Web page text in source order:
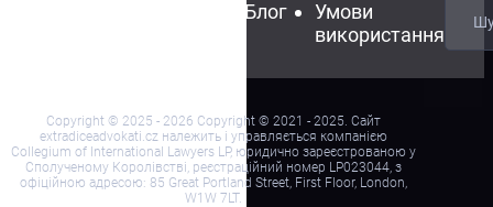
Блог
Умови
використання
Copyright © 2025 - 2026 Copyright © 2021 - 2025. Сайт
extradiceadvokati.cz належить і управляється компанією
Collegium of International Lawyers LP, юридично зареєстрованою у
Сполученому Королівстві, реєстраційний номер LP023044, з
офіційною адресою: 85 Great Portland Street, First Floor, London,
W1W 7LT.